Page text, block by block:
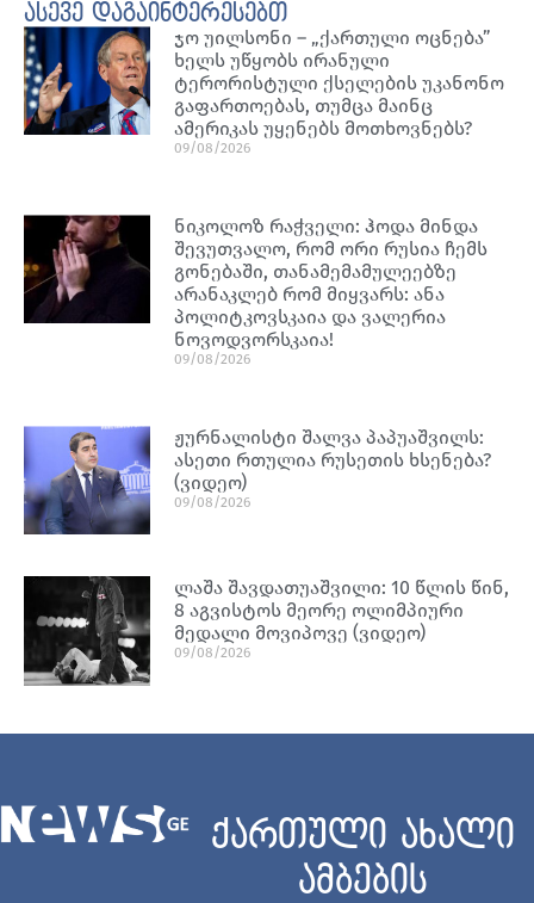
ასევე დაგაინტერესებთ
ჯო უილსონი – „ქართული ოცნება”
ხელს უწყობს ირანული
ტერორისტული ქსელების უკანონო
გაფართოებას, თუმცა მაინც
ამერიკას უყენებს მოთხოვნებს?
09/08/2026
ნიკოლოზ რაჭველი: ჰოდა მინდა
შევუთვალო, რომ ორი რუსია ჩემს
გონებაში, თანამემამულეებზე
არანაკლებ რომ მიყვარს: ანა
პოლიტკოვსკაია და ვალერია
ნოვოდვორსკაია!
09/08/2026
ჟურნალისტი შალვა პაპუაშვილს:
ასეთი რთულია რუსეთის ხსენება?
(ვიდეო)
09/08/2026
ლაშა შავდათუაშვილი: 10 წლის წინ,
8 აგვისტოს მეორე ოლიმპიური
მედალი მოვიპოვე (ვიდეო)
09/08/2026
ქართული ახალი
ამბების